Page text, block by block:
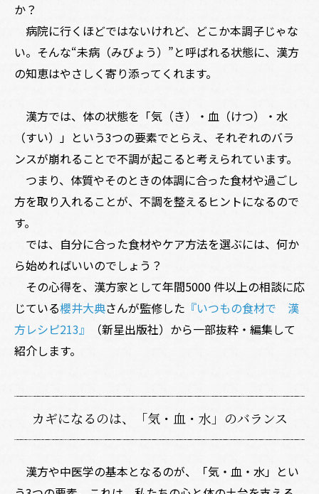
か？
病院に行くほどではないけれど、どこか本調子じゃな
い。そんな“未病（みびょう）”と呼ばれる状態に、漢方
の知恵はやさしく寄り添ってくれます。
漢方では、体の状態を「気（き）・血（けつ）・水
（すい）」という3つの要素でとらえ、それぞれのバラ
ンスが崩れることで不調が起こると考えられています。
つまり、体質やそのときの体調に合った食材や過ごし
方を取り入れることが、不調を整えるヒントになるので
す。
では、自分に合った食材やケア方法を選ぶには、何か
ら始めればいいのでしょう？
その心得を、漢方家として年間5000 件以上の相談に応
じている櫻井大典さんが監修した 『いつもの食材で 漢
方レシピ213』
（新星出版社）から一部抜粋・編集して
紹介します。
カギになるのは、「気・血・水」のバランス
漢方や中医学の基本となるのが、「気・血・水」とい